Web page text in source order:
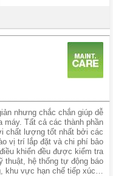
nhưng chắc chắn giúp dễ
máy. Tất cả các thành phần
chất lượng tốt nhất bởi các
vị trí lắp đặt và chi phí bảo
khiển đều được kiểm tra
thuật, hệ thống tự động báo
khu vực hạn chế tiếp xúc…